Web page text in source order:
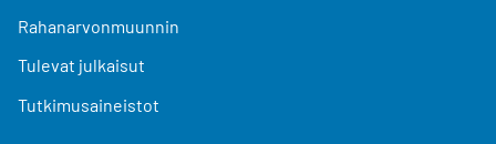
Rahanarvonmuunnin
Tulevat julkaisut
Tutkimusaineistot